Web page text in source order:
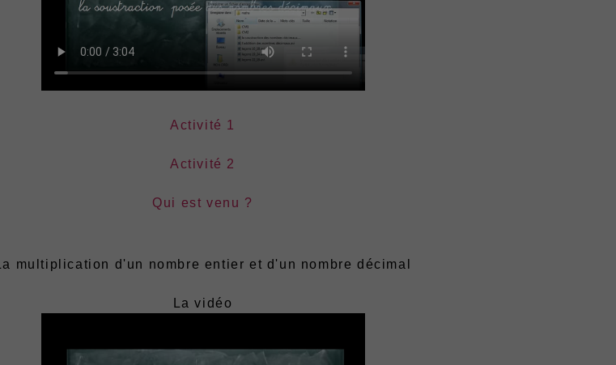
Activité 1
Activité 2
Qui est venu ?
La multiplication d'un nombre entier et d'un nombre décimal
La vidéo